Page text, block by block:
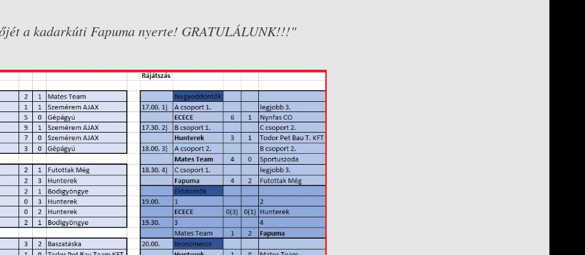
a kadarkúti Fapuma nyerte! GRATULÁLUNK!!!"